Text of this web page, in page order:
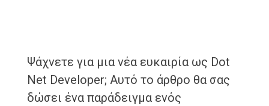
Ψάχνετε για μια νέα ευκαιρία ως Dot
Net Developer; Αυτό το άρθρο θα σας
δώσει ένα παράδειγμα ενός